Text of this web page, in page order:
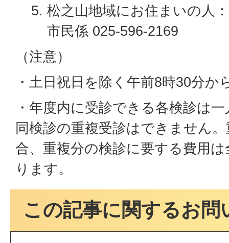
松之山地域にお住まいの人
市民係 025-596-2169
（注意）
・土日祝日を除く午前8時30分か
・年度内に受診できる各検診は
同検診の重複受診はできません
合、重複分の検診に要する費用
ります。
この記事に関するお問